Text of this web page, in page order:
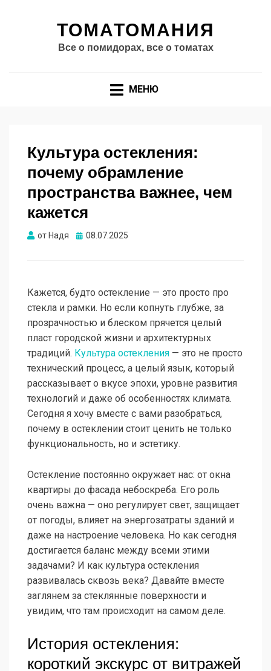
ТОМАТОМАНИЯ
Все о помидорах, все о томатах
МЕНЮ
Культура остекления:
почему обрамление
пространства важнее, чем
кажется
от Надя Опубликовано
08.07.2025
Кажется, будто остекление — это просто про
стекла и рамки. Но если копнуть глубже, за
прозрачностью и блеском прячется целый
пласт городской жизни и архитектурных
традиций. Культура остекления — это не просто
технический процесс, а целый язык, который
рассказывает о вкусе эпохи, уровне развития
технологий и даже об особенностях климата.
Сегодня я хочу вместе с вами разобраться,
почему в остеклении стоит ценить не только
функциональность, но и эстетику.
Остекление постоянно окружает нас: от окна
квартиры до фасада небоскреба. Его роль
очень важна — оно регулирует свет, защищает
от погоды, влияет на энергозатраты зданий и
даже на настроение человека. Но как сегодня
достигается баланс между всеми этими
задачами? И как культура остекления
развивалась сквозь века? Давайте вместе
заглянем за стеклянные поверхности и
увидим, что там происходит на самом деле.
История остекления:
короткий экскурс от витражей